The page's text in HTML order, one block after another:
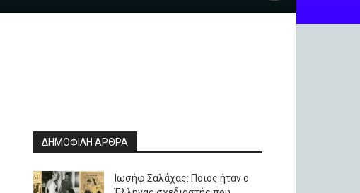
ΔΗΜΟΦΙΛΗ ΑΡΘΡΑ
Ιωσήφ Σαλάχας: Ποιος ήταν ο